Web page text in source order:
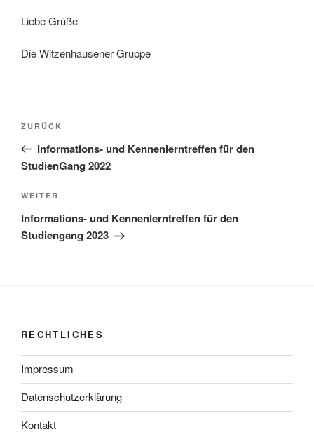
Liebe Grüße
Die Witzenhausener Gruppe
Beitragsnavigation
Vorheriger
Beitrag
ZURÜCK
Informations- und Kennenlerntreffen für den
StudienGang 2022
Nächster
Beitrag
WEITER
Informations- und Kennenlerntreffen für den
Studiengang 2023
RECHTLICHES
Impressum
Datenschutzerklärung
Kontakt